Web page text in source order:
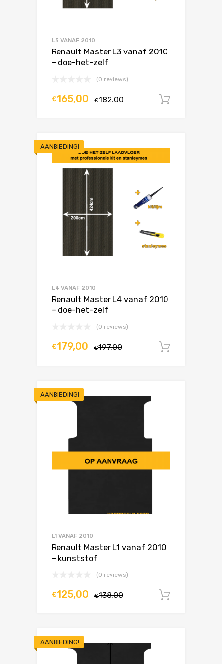
L3 VANAF 2010
Renault Master L3 vanaf 2010
– doe-het-zelf
(0 reviews)
€182,00
€165,00
AANBIEDING!
L4 VANAF 2010
Renault Master L4 vanaf 2010
– doe-het-zelf
(0 reviews)
€197,00
€179,00
AANBIEDING!
L1 VANAF 2010
Renault Master L1 vanaf 2010
– kunststof
(0 reviews)
€138,00
€125,00
AANBIEDING!